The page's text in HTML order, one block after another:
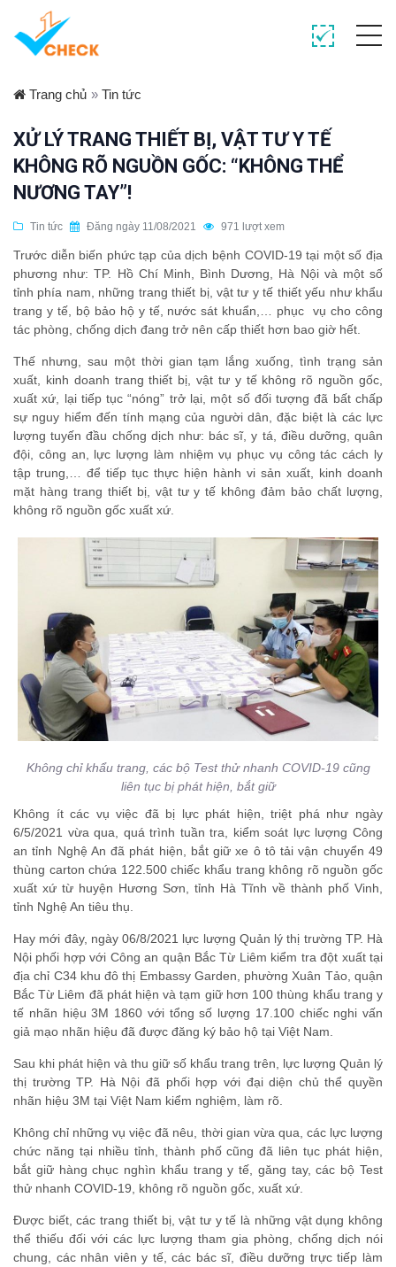
Trang chủ » Tin tức
XỬ LÝ TRANG THIẾT BỊ, VẬT TƯ Y TẾ
KHÔNG RÕ NGUỒN GỐC: “KHÔNG THỂ
NƯƠNG TAY”!
Tin tức Đăng ngày 11/08/2021 971 lượt xem
Trước diễn biến phức tạp của dịch bệnh COVID-19 tại một số địa
phương như: TP. Hồ Chí Minh, Bình Dương, Hà Nội và một số
tỉnh phía nam, những trang thiết bị, vật tư y tế thiết yếu như khẩu
trang y tế, bộ bảo hộ y tế, nước sát khuẩn,… phục vụ cho công
tác phòng, chống dịch đang trở nên cấp thiết hơn bao giờ hết.
Thế nhưng, sau một thời gian tạm lắng xuống, tình trạng sản
xuất, kinh doanh trang thiết bị, vật tư y tế không rõ nguồn gốc,
xuất xứ, lại tiếp tục “nóng” trở lại, một số đối tượng đã bất chấp
sự nguy hiểm đến tính mạng của người dân, đặc biệt là các lực
lượng tuyến đầu chống dịch như: bác sĩ, y tá, điều dưỡng, quân
đội, công an, lực lượng làm nhiệm vụ phục vụ công tác cách ly
tập trung,… để tiếp tục thực hiện hành vi sản xuất, kinh doanh
mặt hàng trang thiết bị, vật tư y tế không đảm bảo chất lượng,
không rõ nguồn gốc xuất xứ.
Không chỉ khẩu trang, các bộ Test thử nhanh COVID-19 cũng
liên tục bị phát hiện, bắt giữ
Không ít các vụ việc đã bị lực phát hiện, triệt phá như ngày
6/5/2021 vừa qua, quá trình tuần tra, kiểm soát lực lượng Công
an tỉnh Nghệ An đã phát hiện, bắt giữ xe ô tô tải vận chuyển 49
thùng carton chứa 122.500 chiếc khẩu trang không rõ nguồn gốc
xuất xứ từ huyện Hương Sơn, tỉnh Hà Tĩnh về thành phố Vinh,
tỉnh Nghệ An tiêu thụ.
Hay mới đây, ngày 06/8/2021 lực lượng Quản lý thị trường TP. Hà
Nội phối hợp với Công an quận Bắc Từ Liêm kiểm tra đột xuất tại
địa chỉ C34 khu đô thị Embassy Garden, phường Xuân Tảo, quận
Bắc Từ Liêm đã phát hiện và tạm giữ hơn 100 thùng khẩu trang y
tế nhãn hiệu 3M 1860 với tổng số lượng 17.100 chiếc nghi vấn
giả mạo nhãn hiệu đã được đăng ký bảo hộ tại Việt Nam.
Sau khi phát hiện và thu giữ số khẩu trang trên, lực lượng Quản lý
thị trường TP. Hà Nội đã phối hợp với đại diện chủ thể quyền
nhãn hiệu 3M tại Việt Nam kiểm nghiệm, làm rõ.
Không chỉ những vụ việc đã nêu, thời gian vừa qua, các lực lượng
chức năng tại nhiều tỉnh, thành phố cũng đã liên tục phát hiện,
bắt giữ hàng chục nghìn khẩu trang y tế, găng tay, các bộ Test
thử nhanh COVID-19, không rõ nguồn gốc, xuất xứ.
Được biết, các trang thiết bị, vật tư y tế là những vật dụng không
thể thiếu đối với các lực lượng tham gia phòng, chống dịch nói
chung, các nhân viên y tế, các bác sĩ, điều dưỡng trực tiếp làm